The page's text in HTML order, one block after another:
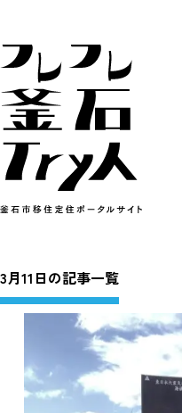
3月11日の記事一覧